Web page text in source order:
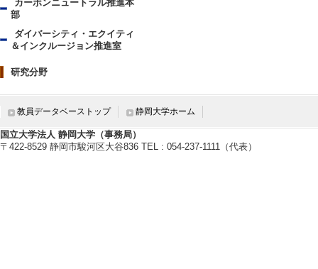
カーボンニュートラル推進本
部
ダイバーシティ・エクイティ
＆インクルージョン推進室
研究分野
教員データベーストップ 静岡大学ホーム
国立大学法人 静岡大学（事務局）
〒422-8529 静岡市駿河区大谷836 TEL : 054-237-1111（代表）